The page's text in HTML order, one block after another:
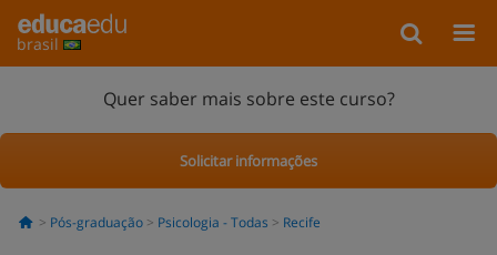
brasil
Quer saber mais sobre este curso?
Solicitar informações
Pós-graduação Psicologia - Todas Recife